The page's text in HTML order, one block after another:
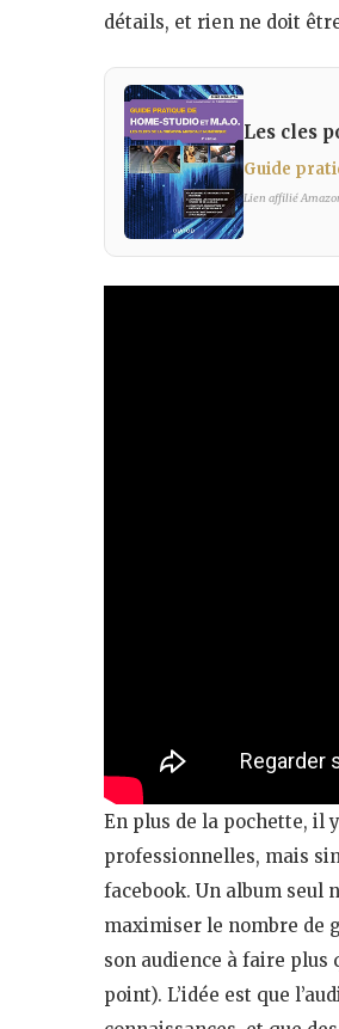
détails, et rien ne doit
Les cles
Guide
Lien affilié
En plus de la pochette, il
professionnelles, mais
facebook. Un album seul
maximiser le nombre de
son audience à faire
point). L’idée est que